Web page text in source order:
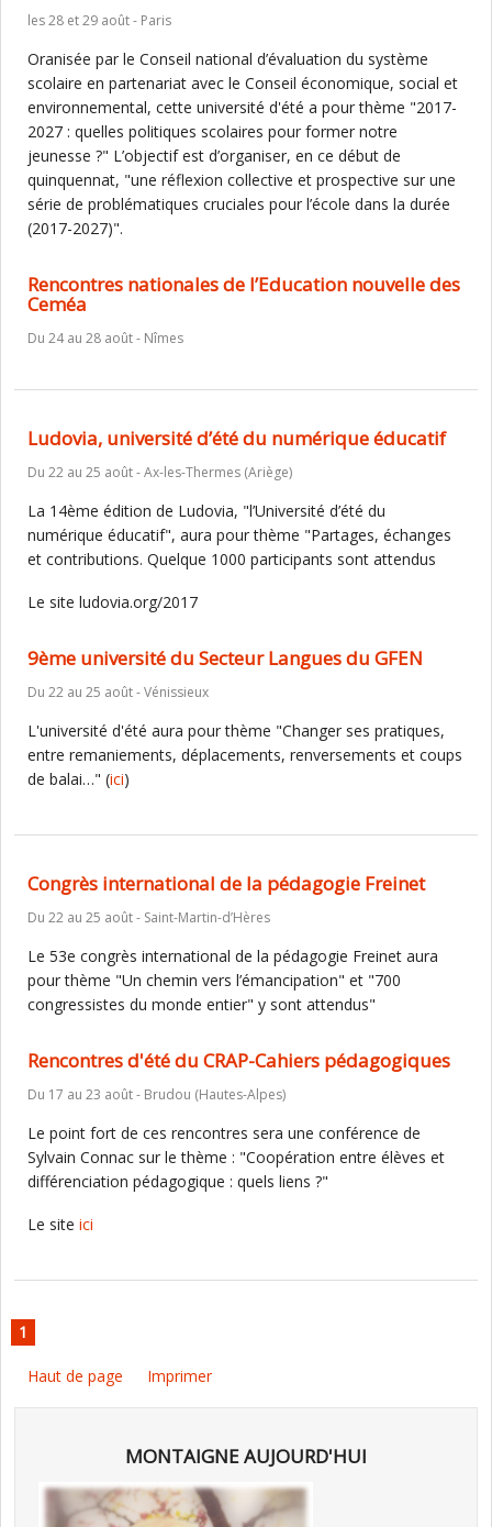
les 28 et 29 août - Paris
Oranisée par le Conseil national d’évaluation du système
scolaire en partenariat avec le Conseil économique, social et
environnemental, cette université d'été a pour thème "2017-
2027 : quelles politiques scolaires pour former notre
jeunesse ?" L’objectif est d’organiser, en ce début de
quinquennat, "une réflexion collective et prospective sur une
série de problématiques cruciales pour l’école dans la durée
(2017-2027)".
Rencontres nationales de l’Education nouvelle des
Ceméa
Du 24 au 28 août - Nîmes
Ludovia, université d’été du numérique éducatif
Du 22 au 25 août - Ax-les-Thermes (Ariège)
La 14ème édition de Ludovia, "l’Université d’été du
numérique éducatif", aura pour thème "Partages, échanges
et contributions. Quelque 1000 participants sont attendus
Le site ludovia.org/2017
9ème université du Secteur Langues du GFEN
Du 22 au 25 août - Vénissieux
L'université d'été aura pour thème "Changer ses pratiques,
entre remaniements, déplacements, renversements et coups
de balai…" (ici)
Congrès international de la pédagogie Freinet
Du 22 au 25 août - Saint-Martin-d’Hères
Le 53e congrès international de la pédagogie Freinet aura
pour thème "Un chemin vers l’émancipation" et "700
congressistes du monde entier" y sont attendus"
Rencontres d'été du CRAP-Cahiers pédagogiques
Du 17 au 23 août - Brudou (Hautes-Alpes)
Le point fort de ces rencontres sera une conférence de
Sylvain Connac sur le thème : "Coopération entre élèves et
différenciation pédagogique : quels liens ?"
Le site ici
1
Haut de page Imprimer
MONTAIGNE AUJOURD'HUI